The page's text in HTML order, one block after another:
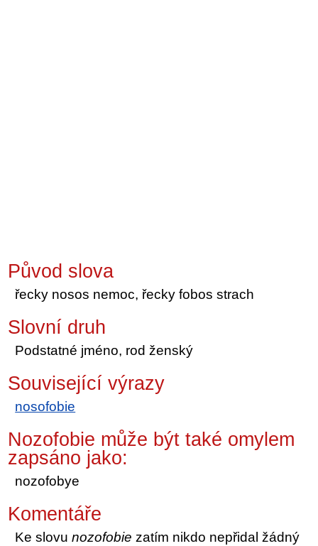
Původ slova
řecky nosos nemoc, řecky fobos strach
Slovní druh
Podstatné jméno, rod ženský
Související výrazy
nosofobie
Nozofobie může být také omylem
zapsáno jako:
nozofobye
Komentáře
Ke slovunozofobie zatím nikdo nepřidal žádný